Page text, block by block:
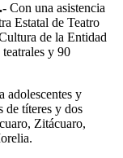
Con una asistencia
Estatal de Teatro
de la Entidad
y 90
adolescentes y
de títeres y dos
Zitácuaro,